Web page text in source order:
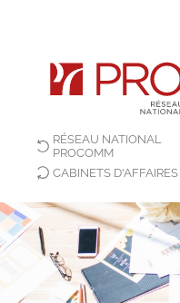
RÉSEAU NATIONAL
PROCOMM
CABINETS D'AFFAIRES